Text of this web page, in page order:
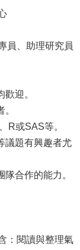
員、助理研究員
迎。
R或SAS等。
議題有興趣者尤
合作的能力。
： 閱讀與整理氣